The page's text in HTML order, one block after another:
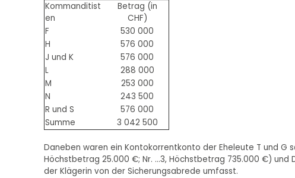
Kommanditist
en
Betrag (in
CHF)
F
530 000
H
576 000
J und K
576 000
L
288 000
M
253 000
N
243 500
R und S
576 000
Summe
3 042 500
Daneben waren ein Kontokorrentkonto der Eheleute T und G
Höchstbetrag 25.000 €; Nr. ...3, Höchstbetrag 735.000 €) und
der Klägerin von der Sicherungsabrede umfasst.